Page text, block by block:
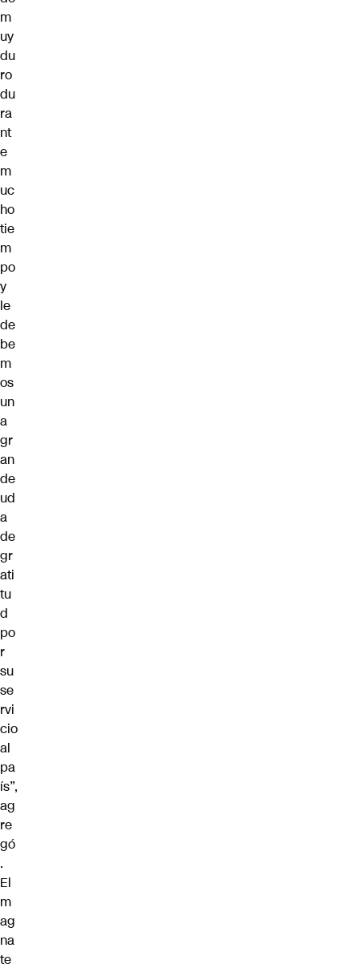
m
uy
du
ro
du
ra
nt
e
m
uc
ho
tie
m
po
y
le
de
be
m
os
un
a
gr
an
de
ud
a
de
gr
ati
tu
d
po
r
su
se
rvi
cio
al
pa
ís”,
ag
re
gó
.
El
m
ag
na
te